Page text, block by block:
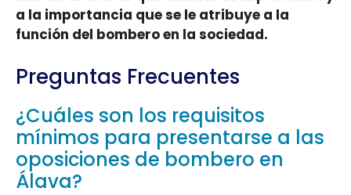
a la importancia que se le atribuye a la
función del bombero en la sociedad.
Preguntas Frecuentes
¿Cuáles son los requisitos
mínimos para presentarse a las
oposiciones de bombero en
Álava?